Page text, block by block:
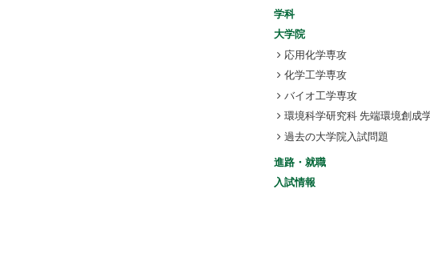
学科
大学院
応用化学専攻
化学工学専攻
バイオ工学専攻
環境科学研究科 先端環境創成
過去の大学院入試問題
進路・就職
入試情報